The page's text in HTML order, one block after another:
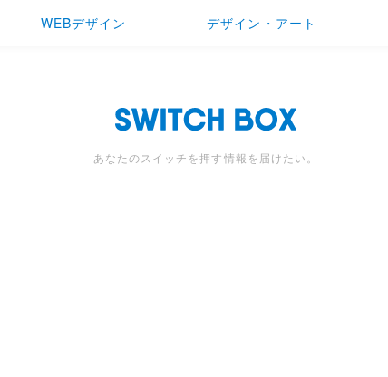
WEBデザイン デザイン・アート
あなたのスイッチを押す情報を届けたい。